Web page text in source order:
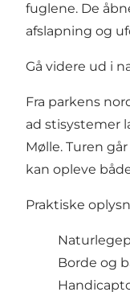
fuglene. De
afslapning og
Gå videre ud i
Fra parkens
ad stisystemer
Mølle. Turen
kan opleve
Praktiske
Borde og